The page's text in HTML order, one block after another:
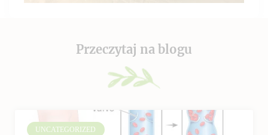
Przeczytaj na blogu
UNCATEGORIZED